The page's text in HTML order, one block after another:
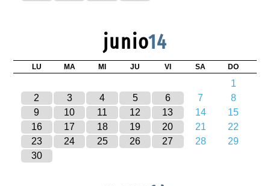
junio14
LU MA MI JU VI SA DO
1
2
3 4 5 6 7
8
9
10 11 12 13 14
15
16
17 18 19 20 21
22
23
24 25 26 27 28
29
30